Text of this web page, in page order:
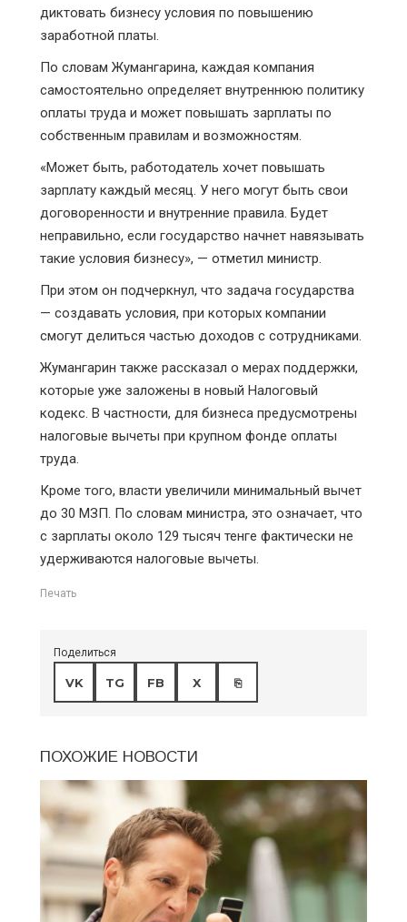
диктовать бизнесу условия по повышению
заработной платы.
По словам Жумангарина, каждая компания
самостоятельно определяет внутреннюю политику
оплаты труда и может повышать зарплаты по
собственным правилам и возможностям.
«Может быть, работодатель хочет повышать
зарплату каждый месяц. У него могут быть свои
договоренности и внутренние правила. Будет
неправильно, если государство начнет навязывать
такие условия бизнесу», — отметил министр.
При этом он подчеркнул, что задача государства
— создавать условия, при которых компании
смогут делиться частью доходов с сотрудниками.
Жумангарин также рассказал о мерах поддержки,
которые уже заложены в новый Налоговый
кодекс. В частности, для бизнеса предусмотрены
налоговые вычеты при крупном фонде оплаты
труда.
Кроме того, власти увеличили минимальный вычет
до 30 МЗП. По словам министра, это означает, что
с зарплаты около 129 тысяч тенге фактически не
удерживаются налоговые вычеты.
Печать
Поделиться
VK TG FB X ⎘
ПОХОЖИЕ НОВОСТИ